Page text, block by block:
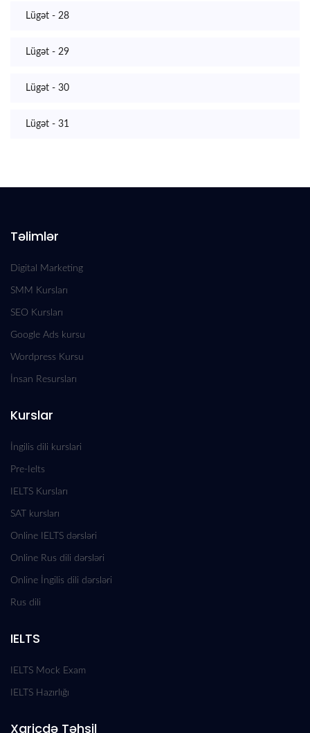
Lügət - 28
Lügət - 29
Lügət - 30
Lügət - 31
Təlimlər
Digital Marketing
SMM Kursları
SEO Kursları
Google Ads kursu
Wordpress Kursu
İnsan Resursları
Kurslar
İngilis dili kurslari
Pre-Ielts
IELTS Kursları
SAT kursları
Online IELTS dərsləri
Online Rus dili dərsləri
Online İngilis dili dərsləri
Rus dili
IELTS
IELTS Mock Exam
IELTS Hazırlığı
Xaricdə Təhsil